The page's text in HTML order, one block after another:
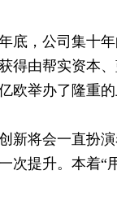
，公司集十
由帮实资本
欧举办了隆
将会一直扮
提升。本着